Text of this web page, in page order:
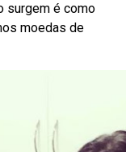
surgem é como
moedas de